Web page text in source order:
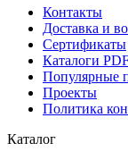
Контакты
Доставка и
Сертификаты
Каталоги
Популярные
Проекты
Политика
Каталог